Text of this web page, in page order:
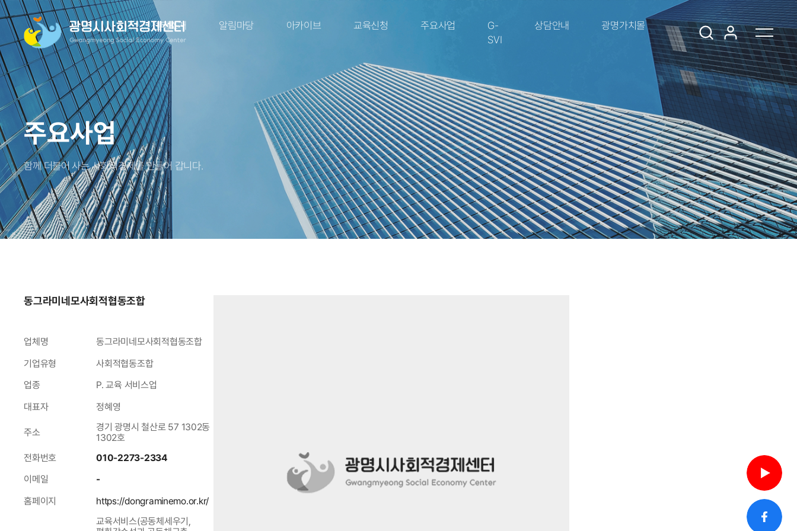
센터소개 알림마당 아카이브 교육신청 주요사업
G-
SVI
상담안내 광명가치몰
주요사업
함께 더불어 사는 사회적경제를 만들어 갑니다.
동그라미네모사회적협동조합
업체명
동그라미네모사회적협동조합
기업유형
사회적협동조합
업종
P. 교육 서비스업
대표자
정혜영
주소
경기 광명시 철산로 57 1302동
1302호
전화번호
010-2273-2334
이메일
-
홈페이지
https://dongraminemo.or.kr/
교육서비스(공동체세우기,